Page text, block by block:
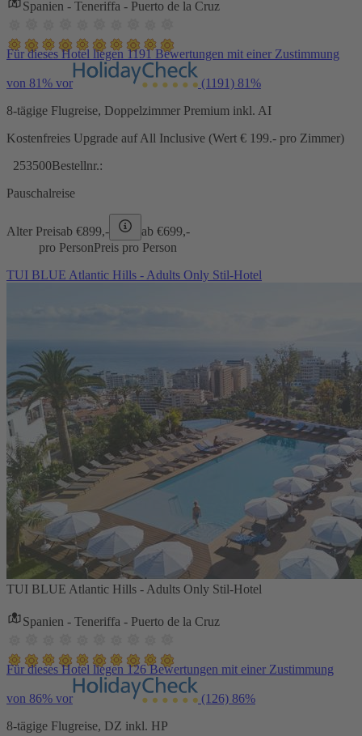
Spanien - Teneriffa - Puerto de la Cruz
Für dieses Hotel liegen 1191 Bewertungen mit einer Zustimmung
von 81% vor (1191) 81%
8-tägige Flugreise, Doppelzimmer Premium inkl. AI
Kostenfreies Upgrade auf All Inclusive (Wert € 199.- pro Zimmer)
253500Bestellnr.:
Pauschalreise
Alter Preisab €899,- ab €699,-
pro PersonPreis pro Person
TUI BLUE Atlantic Hills - Adults Only Stil-Hotel
TUI BLUE Atlantic Hills - Adults Only Stil-Hotel
Spanien - Teneriffa - Puerto de la Cruz
Für dieses Hotel liegen 126 Bewertungen mit einer Zustimmung
von 86% vor (126) 86%
8-tägige Flugreise, DZ inkl. HP